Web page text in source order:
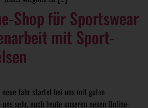
Shop für Sportswear
mit Sport-
neue Jahr startet bei uns mit guten
sehr, euch heute unseren neuen Online-